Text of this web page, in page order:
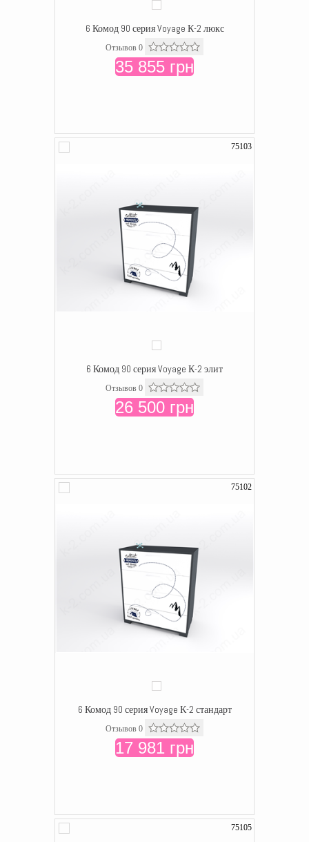
6 Комод 90 серия Voyage К-2 люкс
Отзывов 0
35 855 грн
75103
6 Комод 90 серия Voyage К-2 элит
Отзывов 0
26 500 грн
75102
6 Комод 90 серия Voyage К-2 стандарт
Отзывов 0
17 981 грн
75105